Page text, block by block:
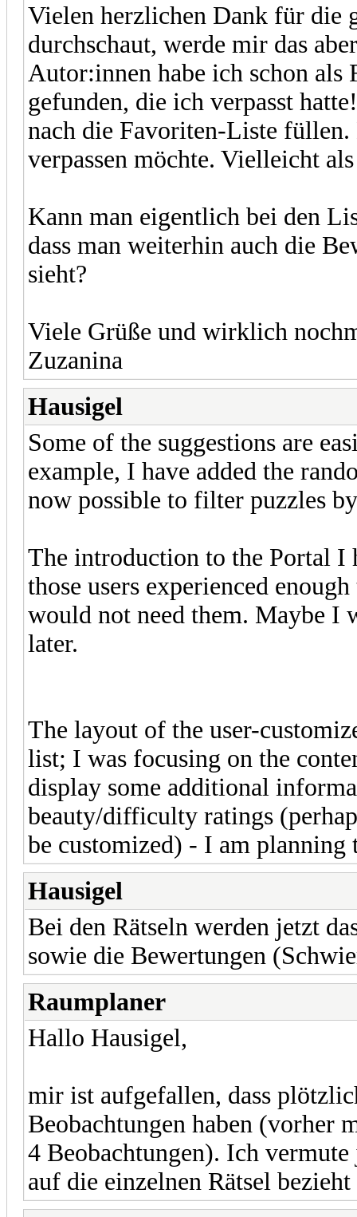
Vielen herzlichen Dank für die
durchschaut, werde mir das
Autor:innen habe ich schon als
gefunden, die ich verpasst
nach die Favoriten-Liste
verpassen möchte. Vielleicht
Kann man eigentlich bei den
dass man weiterhin auch die
sieht?
Viele Grüße und wirklich
Zuzanina
Hausigel
Some of the suggestions are
example, I have added the
now possible to filter puzzles
The introduction to the Portal I
those users experienced
would not need them. Maybe I
later.
The layout of the user-
list; I was focusing on the
display some additional
beauty/difficulty ratings
be customized) - I am
Hausigel
Bei den Rätseln werden jetzt
sowie die Bewertungen
Raumplaner
Hallo Hausigel,
mir ist aufgefallen, dass
Beobachtungen haben (vorher
4 Beobachtungen). Ich
auf die einzelnen Rätsel bezieht